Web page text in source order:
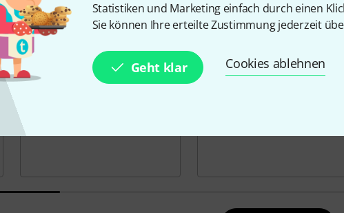
Statistiken und Marketing einfach durch einen
Sie können Ihre erteilte Zustimmung jederzeit
Geht klar Cookies ablehnen